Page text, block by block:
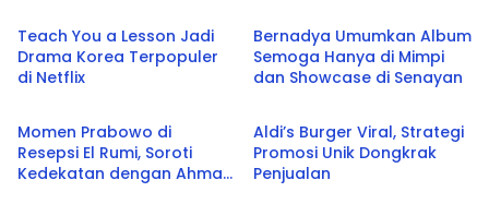
Teach You a Lesson Jadi
Drama Korea Terpopuler
di Netflix
Bernadya Umumkan Album
Semoga Hanya di Mimpi
dan Showcase di Senayan
Entertain
Momen Prabowo di
Resepsi El Rumi, Soroti
Kedekatan dengan Ahmad
Bisnis
Aldi’s Burger Viral, Strategi
Promosi Unik Dongkrak
Penjualan
Entertain Entertain